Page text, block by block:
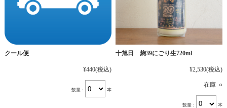
クール便
¥440(税込)
数量： 本
十旭日 麹39にごり生720ml
¥2,530(税込)
在庫 ○
数量： 本